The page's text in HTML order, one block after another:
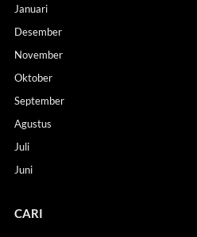
Januari
Desember
November
Oktober
September
Agustus
Juli
Juni
CARI